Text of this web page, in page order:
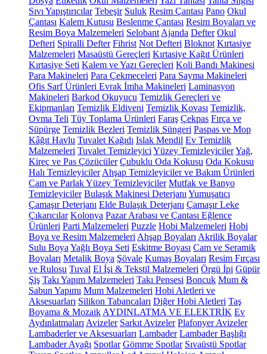
Sıvı Yapıştırıcılar Tebeşir Suluk Resim Çantası Pano Okul
Çantası Kalem Kutusu Beslenme Çantası Resim Boyaları ve
Resim Boya Malzemeleri Selobant Ajanda Defter Okul
Defteri Spiralli Defter Fihrist Not Defteri Bloknot Kırtasiye
Malzemeleri Masaüstü Gereçleri Kırtasiye Kağıt Ürünleri
Kırtasiye Seti Kalem ve Yazı Gereçleri Koli Bandı Makinesi
Para Makineleri Para Çekmeceleri Para Sayma Makineleri
Ofis Sarf Ürünleri Evrak İmha Makineleri Laminasyon
Makineleri Barkod Okuyucu Temizlik Gereçleri ve
Ekipmanları Temizlik Eldiveni Temizlik Kovası Temizlik,
Ovma Teli Tüy Toplama Ürünleri Faraş Çekpas Fırça ve
Süpürge Temizlik Bezleri Temizlik Süngeri Paspas ve Mop
Kâğıt Havlu Tuvalet Kağıdı Islak Mendil Ev Temizlik
Malzemeleri Tuvalet Temizleyici Yüzey TemizleyicilerYağ,
Kireç ve Pas Çözücüler Çubuklu Oda Kokusu Oda Kokusu
Halı Temizleyiciler Ahşap Temizleyiciler ve Bakım Ürünleri
Cam ve Parlak Yüzey Temizleyiciler Mutfak ve Banyo
Temizleyiciler Bulaşık Makinesi Deterjanı Yumuşatıcı
Çamaşır Deterjanı Elde Bulaşık Deterjanı Çamaşır Leke
Çıkarıcılar Kolonya Pazar Arabası ve Çantası Eğlence
Ürünleri Parti Malzemeleri Puzzle Hobi Malzemeleri Hobi
Boya ve Resim Malzemeleri Ahşap Boyaları Akrilik Boyalar
Sulu Boya Yağlı Boya Seti Eskitme Boyası Cam ve Seramik
Boyaları Metalik Boya Şövale Kumaş Boyaları Resim Fırçası
ve Rulosu Tuval El İşi & Tekstil Malzemeleri Örgü İpi Güpür
Şiş Takı Yapım Malzemeleri Takı Pensesi Boncuk Mum &
Sabun Yapımı Mum Malzemeleri Hobi Aletleri ve
Aksesuarları Silikon Tabancaları Diğer Hobi Aletleri Taş
Boyama & Mozaik AYDINLATMA VE ELEKTRİK Ev
Aydınlatmaları Avizeler Sarkıt Avizeler Plafonyer Avizeler
Lambaderler ve Aksesuarları Lambader Lambader Başlığı
Lambader Ayağı Spotlar Gömme Spotlar Sıvaüstü Spotlar